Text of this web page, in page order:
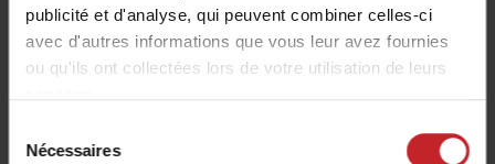
publicité et d'analyse, qui peuvent combiner celles-ci
avec d'autres informations que vous leur avez fournies
ou qu'ils ont collectées lors de votre utilisation de leurs
Nécessaires
haute qualité, coupent et mélangent de manière
agressive les résidus de récoltes jusqu'à une
profondeur de travail de 12 cm. La forme conique
vie de travail et un bon émiettement du sol.